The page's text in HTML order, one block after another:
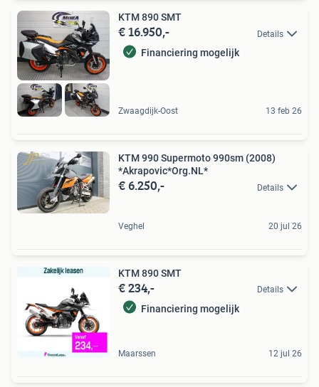
KTM 890 SMT
€ 16.950,- Details
Financiering mogelijk
Zwaagdijk-Oost 13 feb 26
KTM 990 Supermoto 990sm (2008)
*Akrapovic*Org.NL*
€ 6.250,- Details
Veghel 20 jul 26
KTM 890 SMT
€ 234,- Details
Financiering mogelijk
Maarssen 12 jul 26